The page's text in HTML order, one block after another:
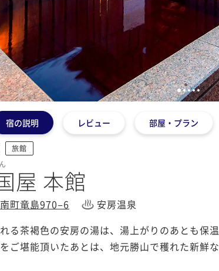
1 2345
宿の説明 レビュー 部屋・プラン
旅館
屋 本館
町竜島970−6
安房温泉
る茶褐色の安房の湯は、湯上がりのあとも保
ご堪能頂いたあとは、地元勝山で穫れた新鮮